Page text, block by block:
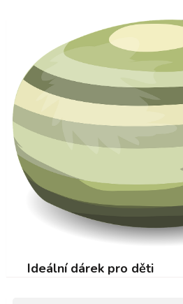
Ideální dárek pro děti